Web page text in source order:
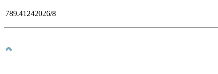
789.41242026/8